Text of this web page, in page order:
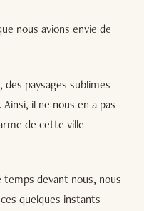
nous avions envie de
paysages sublimes
il ne nous en a pas
de cette ville
devant nous, nous
quelques instants